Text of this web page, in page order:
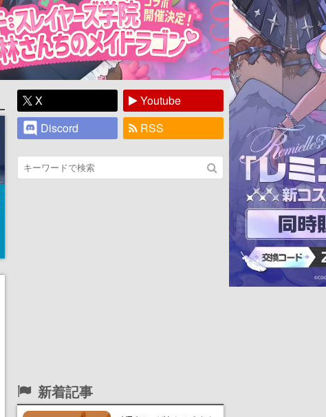
X
Youtube
Discord
RSS
新着記事